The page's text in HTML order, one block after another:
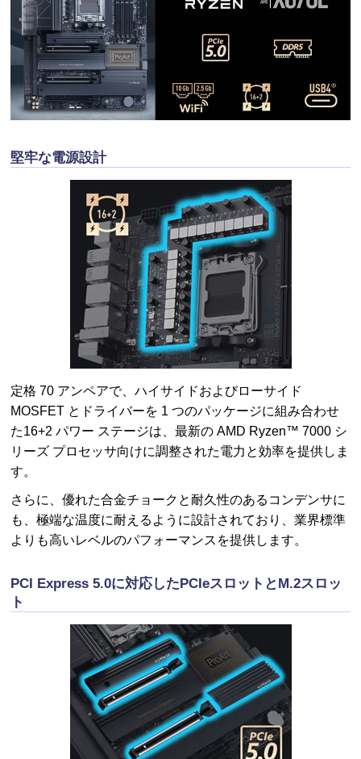
堅牢な電源設計
定格 70 アンペアで、ハイサイドおよびローサイド
MOSFET とドライバーを 1 つのパッケージに組み合わせ
た16+2 パワー ステージは、最新の AMD Ryzen™ 7000 シ
リーズ プロセッサ向けに調整された電力と効率を提供しま
す。
さらに、優れた合金チョークと耐久性のあるコンデンサに
も、極端な温度に耐えるように設計されており、業界標準
よりも高いレベルのパフォーマンスを提供します。
PCI Express 5.0に対応したPCIeスロットとM.2スロッ
ト